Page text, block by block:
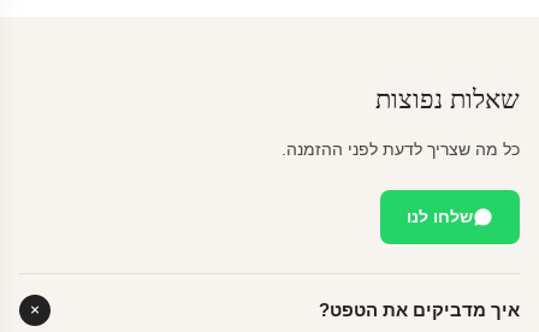
שאלות נפוצות
כל מה שצריך לדעת לפני ההזמנה.
שלחו לנו
איך מדביקים את הטפט?